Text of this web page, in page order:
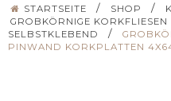
STARTSEITE / SHOP /
GROBKÖRNIGE
SELBSTKLEBEND
/
PINWAND KORKPLATTEN